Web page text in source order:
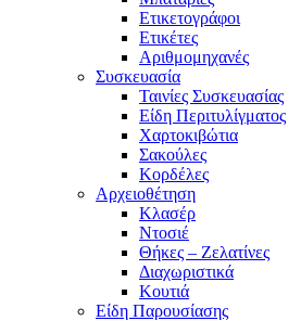
Ετικετογράφοι
Ετικέτες
Αριθμομηχανές
Συσκευασία
Ταινίες Συσκευασίας
Είδη Περιτυλίγματος
Χαρτοκιβώτια
Σακούλες
Κορδέλες
Αρχειοθέτηση
Κλασέρ
Ντοσιέ
Θήκες – Ζελατίνες
Διαχωριστικά
Κουτιά
Είδη Παρουσίασης